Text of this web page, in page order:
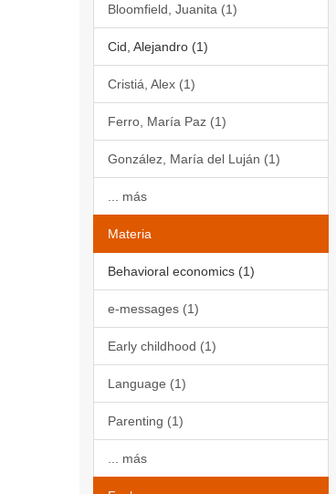
Bloomfield, Juanita (1)
Cid, Alejandro (1)
Cristiá, Alex (1)
Ferro, María Paz (1)
González, María del Luján (1)
... más
Materia
Behavioral economics (1)
e-messages (1)
Early childhood (1)
Language (1)
Parenting (1)
... más